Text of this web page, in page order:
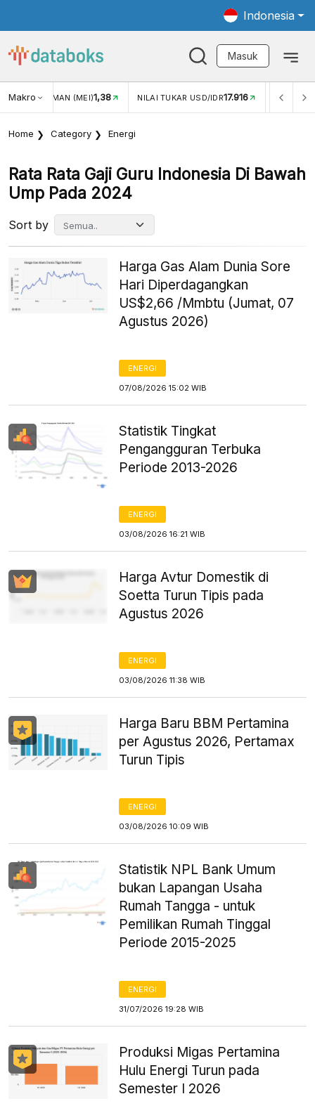
Indonesia
Masuk
MakroWISMAN (MEI)1,38 NILAI TUKAR USD/IDR17.916 INFLASI
Home Category Energi
Rata Rata Gaji Guru Indonesia Di Bawah
Ump Pada 2024
Sort by
Harga Gas Alam Dunia Sore
Hari Diperdagangkan
US$2,66 /Mmbtu (Jumat, 07
Agustus 2026)
ENERGI
07/08/2026 15:02 WIB
Statistik Tingkat
Pengangguran Terbuka
Periode 2013-2026
ENERGI
03/08/2026 16:21 WIB
Harga Avtur Domestik di
Soetta Turun Tipis pada
Agustus 2026
ENERGI
03/08/2026 11:38 WIB
Harga Baru BBM Pertamina
per Agustus 2026, Pertamax
Turun Tipis
ENERGI
03/08/2026 10:09 WIB
Statistik NPL Bank Umum
bukan Lapangan Usaha
Rumah Tangga - untuk
Pemilikan Rumah Tinggal
Periode 2015-2025
ENERGI
31/07/2026 19:28 WIB
Produksi Migas Pertamina
Hulu Energi Turun pada
Semester I 2026